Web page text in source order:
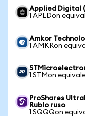
Applied Digital
1 APLDon
Amkor
1 AMKRon
1 STMon
ProShares
Rublo ruso
1 SQQQon